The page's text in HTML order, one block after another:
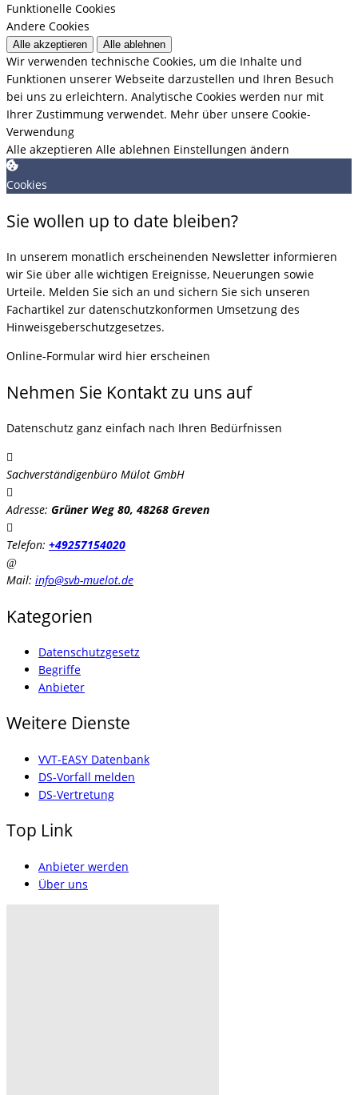
Funktionelle Cookies
Andere Cookies
Alle akzeptieren Alle ablehnen
Wir verwenden technische Cookies, um die Inhalte und
Funktionen unserer Webseite darzustellen und Ihren Besuch
bei uns zu erleichtern. Analytische Cookies werden nur mit
Ihrer Zustimmung verwendet. Mehr über unsere Cookie-
Verwendung
Alle akzeptieren Alle ablehnen Einstellungen ändern
Cookies
Sie wollen up to date bleiben?
In unserem monatlich erscheinenden Newsletter informieren
wir Sie über alle wichtigen Ereignisse, Neuerungen sowie
Urteile. Melden Sie sich an und sichern Sie sich unseren
Fachartikel zur datenschutzkonformen Umsetzung des
Hinweisgeberschutzgesetzes.
Online-Formular wird hier erscheinen
Nehmen Sie Kontakt zu uns auf
Datenschutz ganz einfach nach Ihren Bedürfnissen
Sachverständigenbüro Mülot GmbH
Adresse: Grüner Weg 80, 48268 Greven
Telefon: +49257154020
Mail: info@svb-muelot.de
Kategorien
Datenschutzgesetz
Begriffe
Anbieter
Weitere Dienste
VVT-EASY Datenbank
DS-Vorfall melden
DS-Vertretung
Top Link
Anbieter werden
Über uns